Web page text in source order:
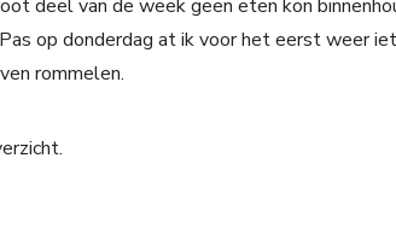
deel van de week geen eten kon
op donderdag at ik voor het eerst weer
rommelen.